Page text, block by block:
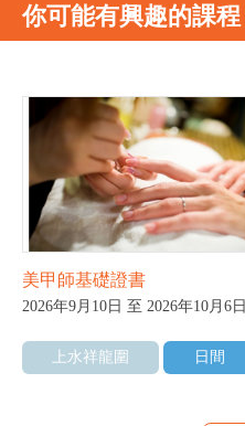
你可能有興趣的課程
美甲師基礎證書
2026年9月10日 至 2026年10月6日
上水祥龍圍 日間